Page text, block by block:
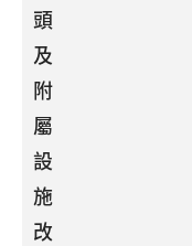
頭
及
附
屬
設
施
改